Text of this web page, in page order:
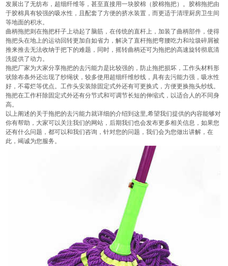
发展出了无纺布，超细纤维等，甚至直接用一块胶棉（胶棉拖把）。胶棉拖把由
于胶棉具有较强的吸水性，且配套了方便的挤水装置，而更适于清理厨房卫生间
等地面的积水。
曲柄拖把则在拖把杆子上动起了脑筋，在传统的直杆上，加装了曲柄部件，使得
拖把头在地上的运动回转更加自如省力，解决了直杆拖把弯腰吃力和垃圾碎屑被
推来推去无法收纳于把下的难题，同时，摇转曲柄还可为拖把的高速旋转彻底清
洗提供了动力。
拖把厂家为大家分享拖把的去污能力是比较强的，防止拖把损坏，工作头材料形
状除布条外还出现了纱绳状，较多使用超细纤维纱线，具有去污能力强，吸水性
好，不霉烂等优点。工作头安装除固定式外还有可更换式，方便更换拖头纱线。
拖把在工作杆除固定式外还有分节式和可调节长短的伸缩式，以适合人的不同身
高。
以上阐述的关于拖把的去污能力就详细的介绍到这里,希望我们提供的内容能够对
你有帮助，大家可以关注我们的网站，后期我们也会发布更多相关信息，如果您
还有什么问题，都可以和我们咨询，针对您的问题，我们会为您做出讲解，在
此，竭诚为您服务。